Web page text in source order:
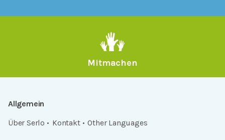
Mitmachen
Allgemein
Über Serlo
Kontakt Other Languages